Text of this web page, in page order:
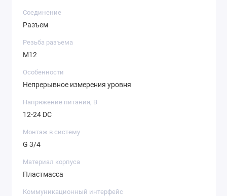
Соединение
Разъем
Резьба разъема
M12
Особенности
Непрерывное измерения уровня
Напряжение питания, В
12-24 DC
Монтаж в систему
G 3/4
Материал корпуса
Пластмасса
Коммуникационный интерфейс